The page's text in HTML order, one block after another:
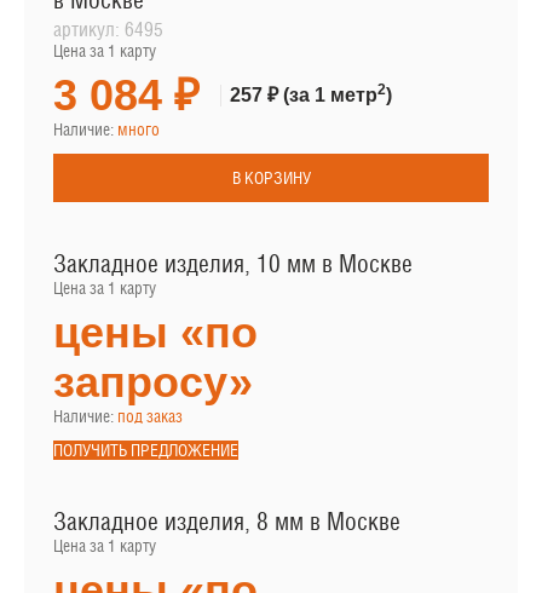
артикул: 6495
Цена за 1 карту
3 084 ₽ 257 ₽(за 1 метр2)
Наличие: много
В КОРЗИНУ
Закладное изделия, 10 мм в Москве
Цена за 1 карту
цены «по
запросу»
Наличие: под заказ
ПОЛУЧИТЬ ПРЕДЛОЖЕНИЕ
Закладное изделия, 8 мм в Москве
Цена за 1 карту